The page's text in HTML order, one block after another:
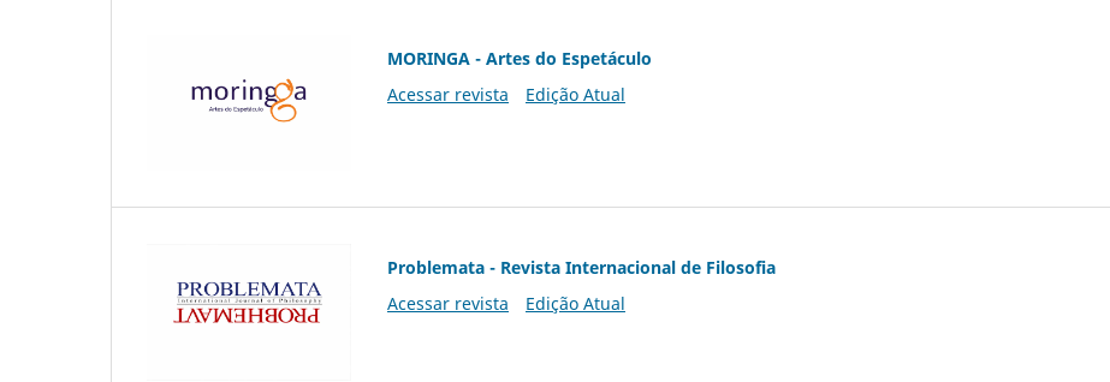
MORINGA - Artes do Espetáculo
Acessar revista
Edição Atual
Problemata - Revista Internacional de Filosofia
Acessar revista
Edição Atual